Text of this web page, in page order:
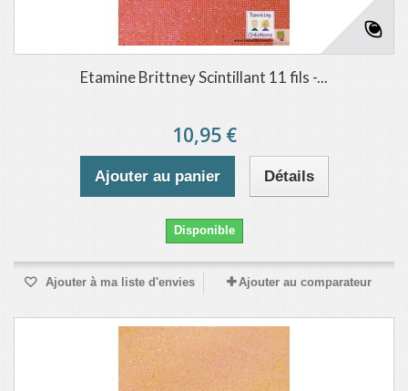
Etamine Brittney Scintillant 11 fils -...
10,95 €
Ajouter au panier Détails
Disponible
Ajouter à ma liste d'envies Ajouter au comparateur